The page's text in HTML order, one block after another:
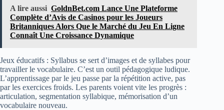
A lire aussi GoldnBet.com Lance Une Plateforme
Complète d’Avis de Casinos pour les Joueurs
Britanniques Alors Que le Marché du Jeu En Ligne
Connaît Une Croissance Dynamique
Jeux éducatifs : Syllabus se sert d’images et de syllabes pour
travailler le vocabulaire. C’est un outil pédagogique ludique.
L’apprentissage par le jeu passe par la répétition active, pas
par les exercices froids. Les parents voient vite les progrès :
articulation, segmentation syllabique, mémorisation d’un
vocabulaire nouveau.